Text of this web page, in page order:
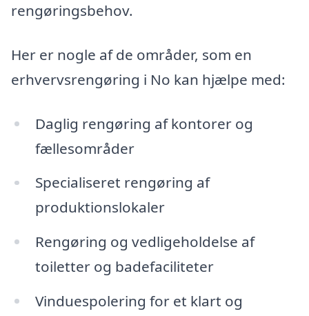
rengøringsbehov.
Her er nogle af de områder, som en
erhvervsrengøring i No kan hjælpe med:
Daglig rengøring af kontorer og
fællesområder
Specialiseret rengøring af
produktionslokaler
Rengøring og vedligeholdelse af
toiletter og badefaciliteter
Vinduespolering for et klart og